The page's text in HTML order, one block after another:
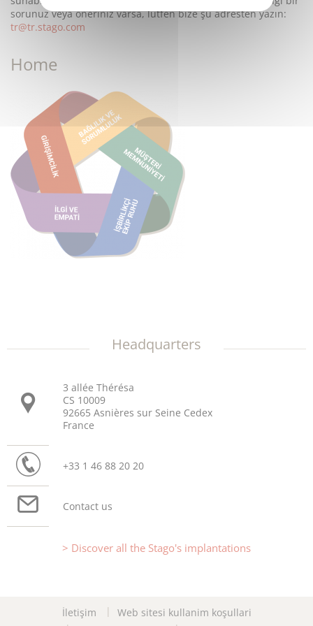
sorunuz veya öneriniz varsa, lütfen bize şu adresten yazın:
tr@tr.stago.com
Home
Headquarters
3 allée Thérésa
CS 10009
92665 Asnières sur Seine Cedex
France
+33 1 46 88 20 20
Contact us
Discover all the Stago's implantations
İletişim
Web sitesi kullanim koşullari